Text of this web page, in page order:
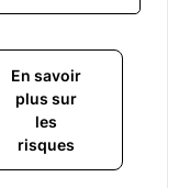
En savoir
plus sur
les
risques